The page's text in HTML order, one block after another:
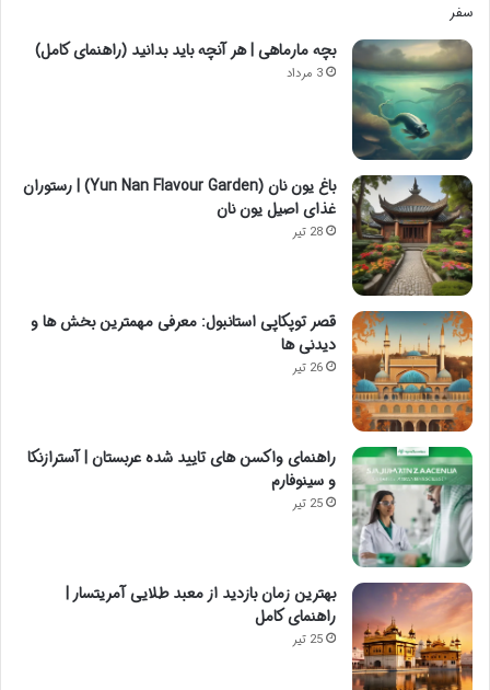
بچه مارماهی | هر آنچه باید بدانید (راهنمای کامل)
3 مرداد
باغ یون نان (Yun Nan Flavour Garden) | رستوران
غذای اصیل یون نان
28 تیر
قصر توپکاپی استانبول: معرفی مهمترین بخش ها و
دیدنی ها
26 تیر
راهنمای واکسن های تایید شده عربستان | آسترازنکا
و سینوفارم
25 تیر
بهترین زمان بازدید از معبد طلایی آمریتسار |
راهنمای کامل
25 تیر